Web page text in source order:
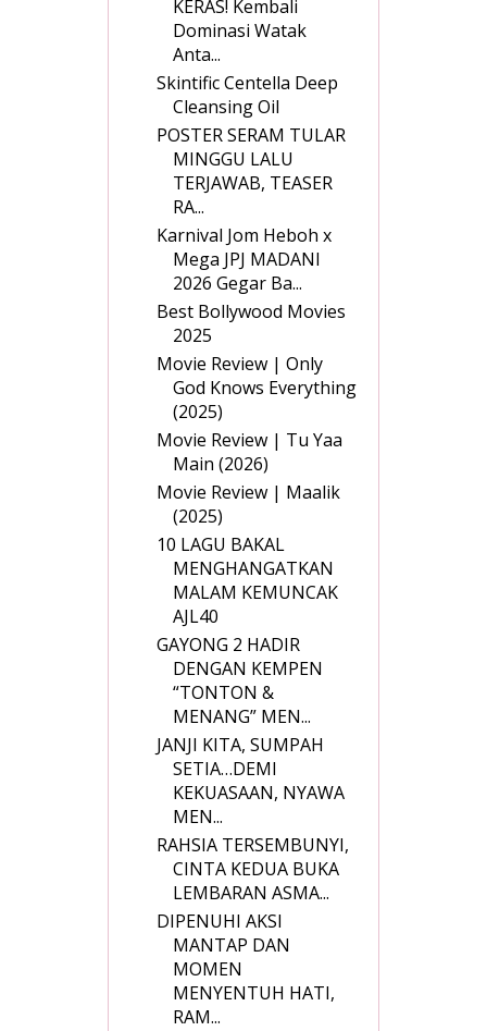
KERAS! Kembali
Dominasi Watak
Anta...
Skintific Centella Deep
Cleansing Oil
POSTER SERAM TULAR
MINGGU LALU
TERJAWAB, TEASER
RA...
Karnival Jom Heboh x
Mega JPJ MADANI
2026 Gegar Ba...
Best Bollywood Movies
2025
Movie Review | Only
God Knows Everything
(2025)
Movie Review | Tu Yaa
Main (2026)
Movie Review | Maalik
(2025)
10 LAGU BAKAL
MENGHANGATKAN
MALAM KEMUNCAK
AJL40
GAYONG 2 HADIR
DENGAN KEMPEN
“TONTON &
MENANG” MEN...
JANJI KITA, SUMPAH
SETIA…DEMI
KEKUASAAN, NYAWA
MEN...
RAHSIA TERSEMBUNYI,
CINTA KEDUA BUKA
LEMBARAN ASMA...
DIPENUHI AKSI
MANTAP DAN
MOMEN
MENYENTUH HATI,
RAM...